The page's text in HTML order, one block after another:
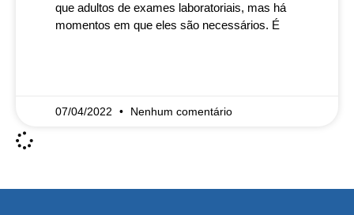
que adultos de exames laboratoriais, mas há
momentos em que eles são necessários. É
07/04/2022 Nenhum comentário